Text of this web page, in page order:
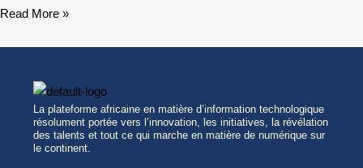
Read More »
La plateforme africaine en matière d’information technologique
résolument portée vers l’innovation, les initiatives, la révélation
des talents et tout ce qui marche en matière de numérique sur
le continent.